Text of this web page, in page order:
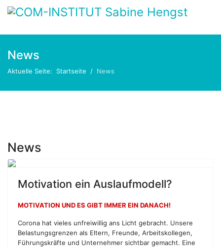
News
Aktuelle Seite: Startseite News
News
Motivation ein Auslaufmodell?
MOTIVATION UND ES GIBT IMMER EIN DANACH!
Corona hat vieles unfreiwillig ans Licht gebracht. Unsere
Belastungsgrenzen als Eltern, Freunde, Arbeitskollegen,
Führungskräfte und Unternehmer sichtbar gemacht. Eine